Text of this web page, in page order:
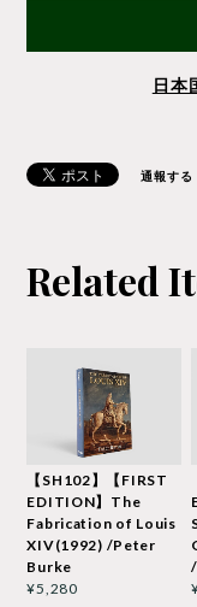
日本
通報する
Related
【SH102】【FIRST
EDITION】The
Fabrication of Louis
XIV(1992) /Peter
Burke
¥5,280